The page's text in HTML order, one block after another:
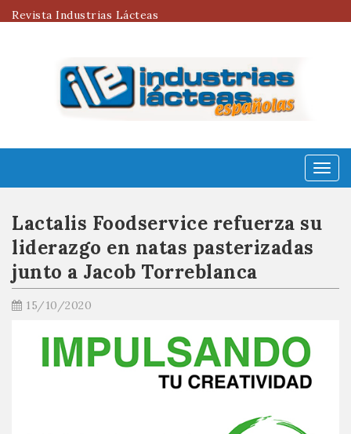
Revista Industrias Lácteas
Menú
Lactalis Foodservice refuerza su
liderazgo en natas pasterizadas
junto a Jacob Torreblanca
15/10/2020